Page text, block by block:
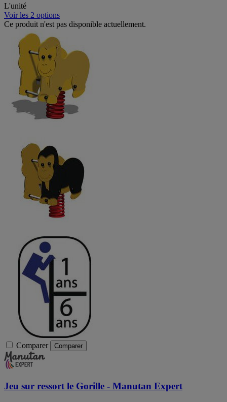
L'unité
Voir les 2 options
Ce produit n'est pas disponible actuellement.
Comparer Comparer
Jeu sur ressort le Gorille - Manutan Expert